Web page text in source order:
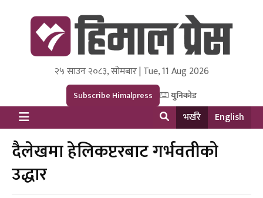
Himal Press
Dot NewsyNepal Media and Research Pvt Ltd.
२५ साउन २०८३, सोमबार | Tue, 11 Aug 2026
Subscribe Himalpress युनिकोड
भर्खरै English
दैलेखमा हेलिकप्टरबाट गर्भवतीको
उद्धार